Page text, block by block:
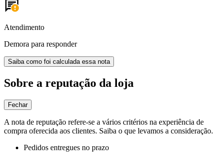
Atendimento
Demora para responder
Saiba como foi calculada essa nota
Sobre a reputação da loja
Fechar
A nota de reputação refere-se a vários critérios na experiência de
compra oferecida aos clientes. Saiba o que levamos a consideração.
Pedidos entregues no prazo